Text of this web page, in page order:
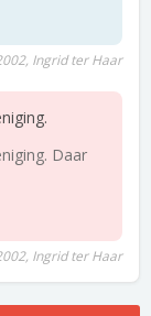
Ingrid ter Haar
Daar
Ingrid ter Haar